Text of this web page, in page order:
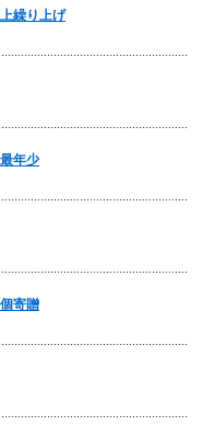
繰り上げ
年少
寄贈